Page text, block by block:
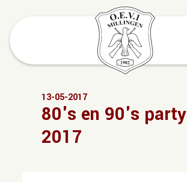
13-05-2017
80's en 90's party
2017